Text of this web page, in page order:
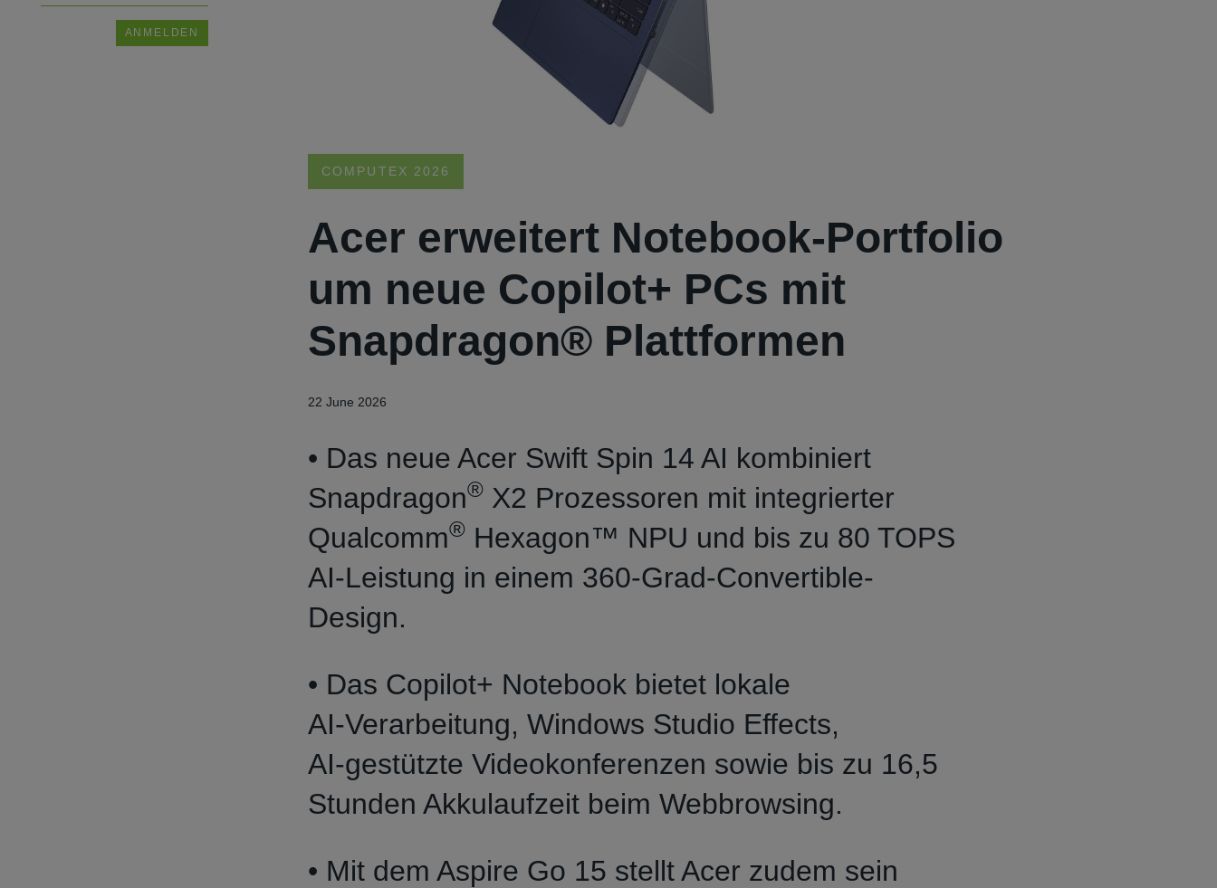
COMPUTEX 2026
Acer erweitert Notebook-Portfolio
um neue Copilot+ PCs mit
Snapdragon® Plattformen
22 June 2026
• Das neue Acer Swift Spin 14 AI kombiniert
Snapdragon® X2 Prozessoren mit integrierter
Qualcomm® Hexagon™ NPU und bis zu 80 TOPS
AI‑Leistung in einem 360‑Grad‑Convertible-
Design.
• Das Copilot+ Notebook bietet lokale
AI‑Verarbeitung, Windows Studio Effects,
AI‑gestützte Videokonferenzen sowie bis zu 16,5
Stunden Akkulaufzeit beim Webbrowsing.
• Mit dem Aspire Go 15 stellt Acer zudem sein